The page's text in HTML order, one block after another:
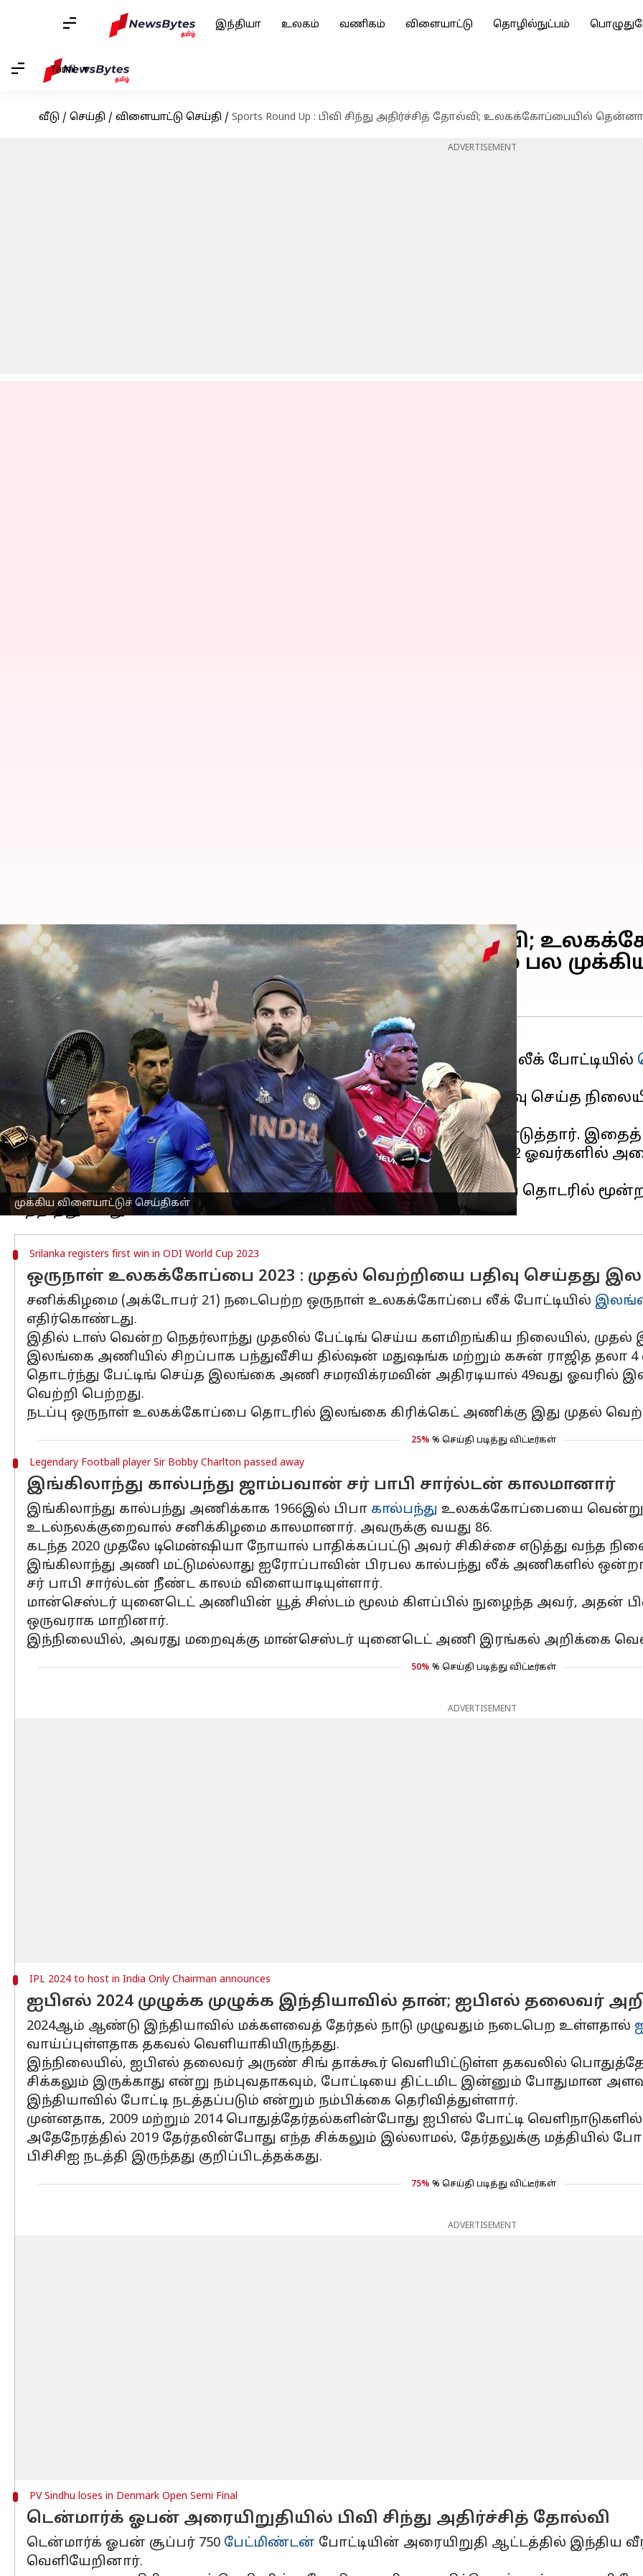
இந்தியா உலகம் வணிகம் விளையாட்டு தொழில்நுட்பம்
Tamil
வீடு / செய்தி / விளையாட்டு செய்தி / Sports Round Up : பிவி சிந்து அதிர்ச்சித் தோல்வி; உலகக்கோப்பையில்
ADVERTISEMENT
முக்கிய விளையாட்டுச் செய்திகள்
Sports Round Up : பிவி சிந்து அதிர்ச்சித் தோல்வி;
தென்னாப்பிரிக்கா, இலங்கை வெற்றி; மேலும் பல
எழுதியவர் Sekar Chinnappan Oct 22, 2023 08:34 am
செய்தி முன்னோட்டம்
சனிக்கிழமை (அக்டோபர் 21) நடைபெற்ற ஒருநாள் உலகக்கோப்பை லீக் போட்டியில்
இங்கிலாந்தை 229 ரன்கள் வித்தியாசத்தில் வீழ்த்தியது.
முன்னதாக, டாஸ் வென்ற இங்கிலாந்து முதலில் பந்துவீச்சைத் தேர்வு செய்த
இன்னிங்சில் 399 ரன்களை குவித்தது.
அந்த அணியின் ஹென்றிச் கிளாசேன் 109 அதிகபட்சமாக ரன்கள் எடுத்தார். இதைத்
அணி, தென்னாப்பிரிக்கா பந்துவீச்சை தாக்குப்பிடிக்க முடியாமல் 22 ஓவர்களில்
ரன்களுக்கு சுருண்டது.
இதன் மூலம் நடப்பு சாம்பியன் இங்கிலாந்து, இந்த உலகக்கோப்பை தொடரில்
Srilanka registers first win in ODI World Cup 2023
ஒருநாள் உலகக்கோப்பை 2023 : முதல் வெற்றியை பதிவு செய்தது
சனிக்கிழமை (அக்டோபர் 21) நடைபெற்ற ஒருநாள் உலகக்கோப்பை லீக் போட்டியில்
எதிர்கொண்டது.
இதில் டாஸ் வென்ற நெதர்லாந்து முதலில் பேட்டிங் செய்ய களமிறங்கிய நிலையில், முதல்
இலங்கை அணியில் சிறப்பாக பந்துவீசிய தில்ஷன் மதுஷங்க மற்றும் கசுன் ராஜித தலா
தொடர்ந்து பேட்டிங் செய்த இலங்கை அணி சமரவிக்ரமவின் அதிரடியால் 49வது ஓவரில்
வெற்றி பெற்றது.
நடப்பு ஒருநாள் உலகக்கோப்பை தொடரில் இலங்கை கிரிக்கெட் அணிக்கு இது முதல்
25% % செய்தி படித்து விட்டீர்கள்
Legendary Football player Sir Bobby Charlton passed away
இங்கிலாந்து கால்பந்து ஜாம்பவான் சர் பாபி சார்ல்டன் காலமானார்
இங்கிலாந்து கால்பந்து அணிக்காக 1966இல் பிபா கால்பந்து உலகக்கோப்பையை வென்று
உடல்நலக்குறைவால் சனிக்கிழமை காலமானார். அவருக்கு வயது 86.
கடந்த 2020 முதலே டிமென்ஷியா நோயால் பாதிக்கப்பட்டு அவர் சிகிச்சை எடுத்து வந்த
இங்கிலாந்து அணி மட்டுமல்லாது ஐரோப்பாவின் பிரபல கால்பந்து லீக் அணிகளில்
சர் பாபி சார்ல்டன் நீண்ட காலம் விளையாடியுள்ளார்.
மான்செஸ்டர் யுனைடெட் அணியின் யூத் சிஸ்டம் மூலம் கிளப்பில் நுழைந்த அவர்,
ஒருவராக மாறினார்.
இந்நிலையில், அவரது மறைவுக்கு மான்செஸ்டர் யுனைடெட் அணி இரங்கல் அறிக்கை
50% % செய்தி படித்து விட்டீர்கள்
ADVERTISEMENT
IPL 2024 to host in India Only Chairman announces
ஐபிஎல் 2024 முழுக்க முழுக்க இந்தியாவில் தான்; ஐபிஎல் தலைவர்
2024ஆம் ஆண்டு இந்தியாவில் மக்களவைத் தேர்தல் நாடு முழுவதும் நடைபெற உள்ளதால்
வாய்ப்புள்ளதாக தகவல் வெளியாகியிருந்தது.
இந்நிலையில், ஐபிஎல் தலைவர் அருண் சிங் தாக்கூர் வெளியிட்டுள்ள தகவலில்
சிக்கலும் இருக்காது என்று நம்புவதாகவும், போட்டியை திட்டமிட இன்னும் போதுமான
இந்தியாவில் போட்டி நடத்தப்படும் என்றும் நம்பிக்கை தெரிவித்துள்ளார்.
முன்னதாக, 2009 மற்றும் 2014 பொதுத்தேர்தல்களின்போது ஐபிஎல் போட்டி
அதேநேரத்தில் 2019 தேர்தலின்போது எந்த சிக்கலும் இல்லாமல், தேர்தலுக்கு மத்தியில்
பிசிசிஐ நடத்தி இருந்தது குறிப்பிடத்தக்கது.
75% % செய்தி படித்து விட்டீர்கள்
ADVERTISEMENT
PV Sindhu loses in Denmark Open Semi Final
டென்மார்க் ஓபன் அரையிறுதியில் பிவி சிந்து அதிர்ச்சித் தோல்வி
டென்மார்க் ஓபன் சூப்பர் 750 பேட்மிண்டன் போட்டியின் அரையிறுதி ஆட்டத்தில் இந்திய
வெளியேறினார்.